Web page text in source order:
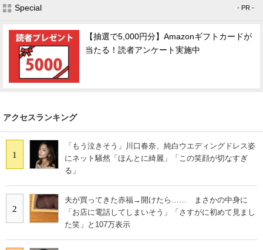
Special - PR -
【抽選で5,000円分】Amazonギフトカードが
当たる！読者アンケート実施中
アクセスランキング
1
「もう泣きそう」川口春奈、純白ウエディングドレス姿
にネット騒然「ほんとに綺麗」「この笑顔が切なすぎ
る」
2
夫が買ってきた赤福→開けたら…… まさかの中身に
「お店に電話してしまいそう」「さすがに初めて見まし
た笑」と107万表示